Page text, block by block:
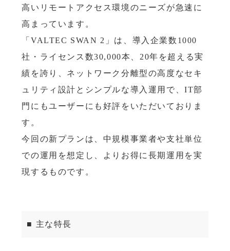
高いリモートアクセス環境のニーズが急速に
高まっています。
「VALTEC SWAN 2」は、導入企業数1000
社・ライセンス数30,000本、20年を超える実
績を誇り、ネットワーク分離型の高度なセキ
ュリティ設計とシンプルな導入運用で、IT部
門にもユーザーにも好評をいただいておりま
す。
今回の新プランは、中規模事業者や支社単位
での運用を想定し、よりお得に長期運用を実
現するものです。
■ 主な特長